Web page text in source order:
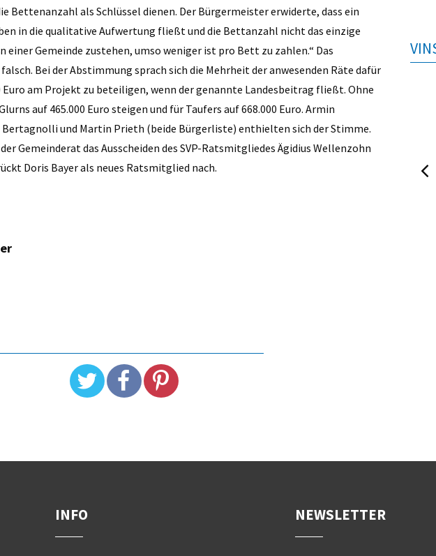
Bettenanzahl als Schlüssel dienen. Der Bürgermeister erwiderte, dass ein
in die qualitative Aufwertung fließt und die Bettanzahl nicht das einzige
einer Gemeinde zustehen, umso weniger ist pro Bett zu zahlen.“ Das
Bei der Abstimmung sprach sich die Mehrheit der anwesenden Räte dafür
Euro am Projekt zu beteiligen, wenn der genannte Landesbeitrag fließt. Ohne
auf 465.000 Euro steigen und für Taufers auf 668.000 Euro. Armin
Bertagnolli und Martin Prieth (beide Bürgerliste) enthielten sich der Stimme.
Gemeinderat das Ausscheiden des SVP-Ratsmitgliedes Ägidius Wellenzohn
Doris Bayer als neues Ratsmitglied nach.
INFO NEWSLETTER